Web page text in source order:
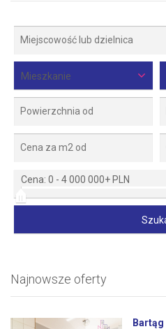
Mieszkanie
Cena: 0 - 4 000 000+ PLN
Najnowsze oferty
Bartąg